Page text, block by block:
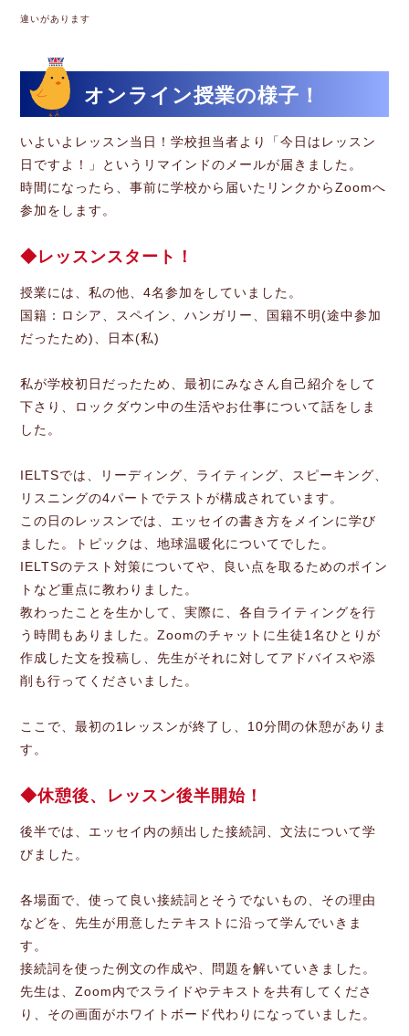
違いがあります
オンライン授業の様子！
いよいよレッスン当日！学校担当者より「今日はレッスン
日ですよ！」というリマインドのメールが届きました。
時間になったら、事前に学校から届いたリンクからZoomへ
参加をします。
レッスンスタート！
授業には、私の他、4名参加をしていました。
国籍：ロシア、スペイン、ハンガリー、国籍不明(途中参加
だったため)、日本(私)
私が学校初日だったため、最初にみなさん自己紹介をして
下さり、ロックダウン中の生活やお仕事について話をしま
した。
IELTSでは、リーディング、ライティング、スピーキング、
リスニングの4パートでテストが構成されています。
この日のレッスンでは、エッセイの書き方をメインに学び
ました。トピックは、地球温暖化についてでした。
IELTSのテスト対策についてや、良い点を取るためのポイン
トなど重点に教わりました。
教わったことを生かして、実際に、各自ライティングを行
う時間もありました。Zoomのチャットに生徒1名ひとりが
作成した文を投稿し、先生がそれに対してアドバイスや添
削も行ってくださいました。
ここで、最初の1レッスンが終了し、10分間の休憩がありま
す。
休憩後、レッスン後半開始！
後半では、エッセイ内の頻出した接続詞、文法について学
びました。
各場面で、使って良い接続詞とそうでないもの、その理由
などを、先生が用意したテキストに沿って学んでいきま
す。
接続詞を使った例文の作成や、問題を解いていきました。
先生は、Zoom内でスライドやテキストを共有してくださ
り、その画面がホワイトボード代わりになっていました。